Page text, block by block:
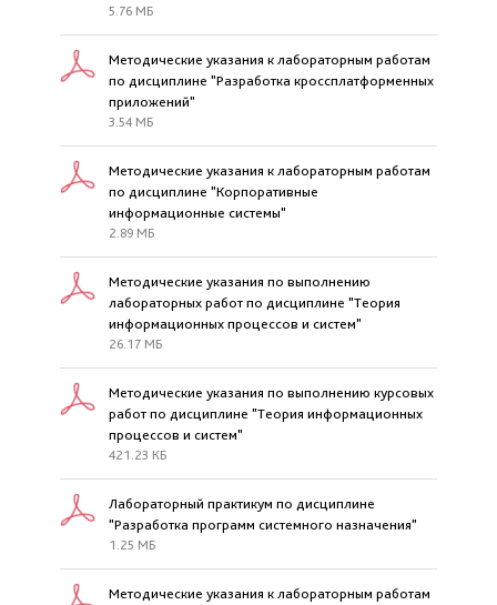
5.76 МБ
Методические указания к лабораторным работам
по дисциплине "Разработка кроссплатформенных
приложений"
3.54 МБ
Методические указания к лабораторным работам
по дисциплине "Корпоративные
информационные системы"
2.89 МБ
Методические указания по выполнению
лабораторных работ по дисциплине "Теория
информационных процессов и систем"
26.17 МБ
Методические указания по выполнению курсовых
работ по дисциплине "Теория информационных
процессов и систем"
421.23 КБ
Лабораторный практикум по дисциплине
"Разработка программ системного назначения"
1.25 МБ
Методические указания к лабораторным работам